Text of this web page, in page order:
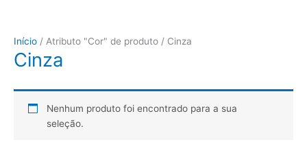
Início / Atributo "Cor" de produto / Cinza
Cinza
Nenhum produto foi encontrado para a sua
seleção.